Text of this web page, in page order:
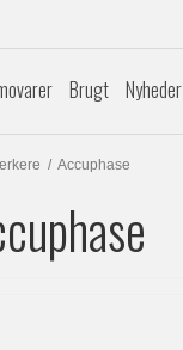
Brugt Nyheder
/ Accuphase